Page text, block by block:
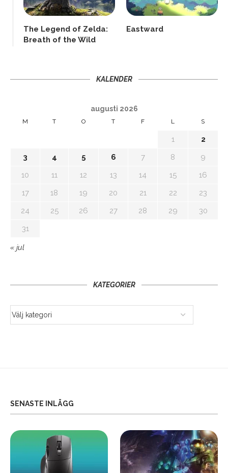
The Legend of Zelda:
Breath of the Wild
Eastward
KALENDER
augusti 2026
M T O T F L S
1
2
3
4 5 6 7 8
9
10
11 12 13 14 15
16
17
18 19 20 21 22
23
24
25 26 27 28 29
30
31
« jul
KATEGORIER
SENASTE INLÄGG